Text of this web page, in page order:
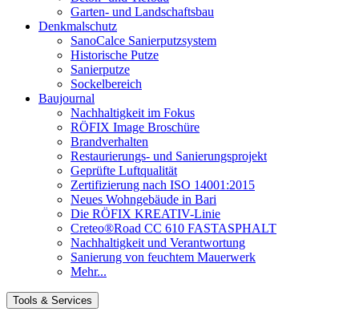
Garten- und Landschaftsbau
Denkmalschutz
SanoCalce Sanierputzsystem
Historische Putze
Sanierputze
Sockelbereich
Baujournal
Nachhaltigkeit im Fokus
RÖFIX Image Broschüre
Brandverhalten
Restaurierungs- und Sanierungsprojekt
Geprüfte Luftqualität
Zertifizierung nach ISO 14001:2015
Neues Wohngebäude in Bari
Die RÖFIX KREATIV-Linie
Creteo®Road CC 610 FASTASPHALT
Nachhaltigkeit und Verantwortung
Sanierung von feuchtem Mauerwerk
Mehr...
Tools & Services